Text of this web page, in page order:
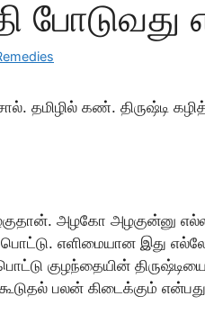
போடுவது
தமிழில் கண். திருஷ்டி
அழகோ அழகுன்னு
பொட்டு. எளிமையான இது
குழந்தையின்
பலன் கிடைக்கும்